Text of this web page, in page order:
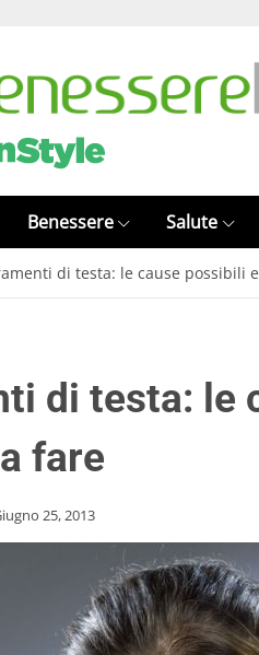
Benessere Salute
di testa: le cause possibili
di testa: le
fare
25, 2013